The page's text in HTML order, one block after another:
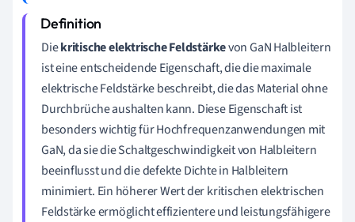
Diekritische elektrische Feldstärkevon GaN Halbleitern
ist eine entscheidende Eigenschaft, die die maximale
elektrische Feldstärke beschreibt, die das Material ohne
Durchbrüche aushalten kann. Diese Eigenschaft ist
besonders wichtig für Hochfrequenzanwendungen mit
GaN, da sie die Schaltgeschwindigkeit von Halbleitern
beeinflusst und die defekte Dichte in Halbleitern
minimiert. Ein höherer Wert der kritischen elektrischen
Feldstärke ermöglicht effizientere und leistungsfähigere